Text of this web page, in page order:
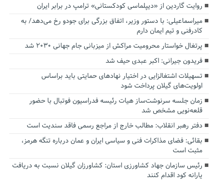
روایت گاردین از «دیپلماسی کودکستانی» ترامپ در برابر ایران
میراسماعیلی: با دستور وزیر، اتفاق بزرگی برای جودو رخ می‌دهد/ به
کادرفنی و تیم ایمان دارم
پرتغال خواستار محرومیت مراکش از میزبانی جام جهانی ۲۰۳۰ شد
فریدون جیرانی: اکبر عبدی حیف شد
تسهیلات اشتغالزایی در اختیار نهادهای حمایتی باید براساس
اولویت‌های گیلان پرداخت شود
زمان جلسه سرنوشت‌ساز هیات رئیسه فدراسیون فوتبال با حضور
قلعه‌نویی مشخص شد
دفتر رهبر انقلاب: مطالب خارج از مراجع رسمی فاقد سندیت است
بقائی: فضای مذاکرات فنی و سیاسی ایران و عمان درباره تنگه هرمز،
مثبت است
رئیس سازمان جهاد کشاورزی استان: کشاورزان گیلان نسبت به دریافت
یارانه کود اقدام کنند